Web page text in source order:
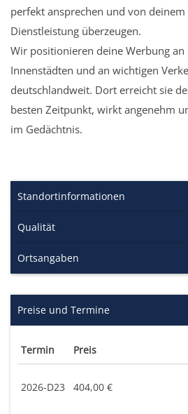
perfekt ansprechen und von
Dienstleistung überzeugen.
Wir positionieren deine Werbung an
Innenstädten und an wichtigen
deutschlandweit. Dort erreicht sie
besten Zeitpunkt, wirkt angenehm
im Gedächtnis.
Standortinformationen
Qualität
Ortsangaben
Preise und Termine
Termin Preis
2026-D23 404,00 €